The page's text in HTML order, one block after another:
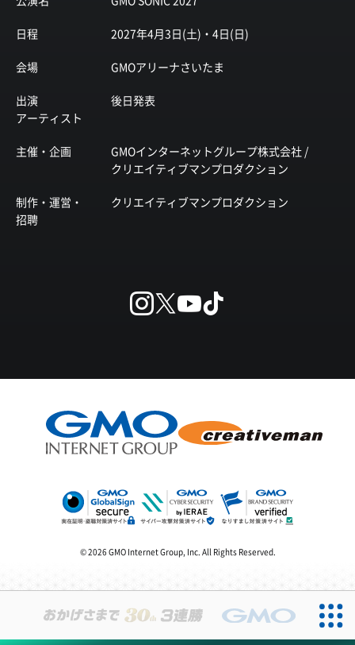
日程 2027年4月3日(土)・4日(日)
会場 GMOアリーナさいたま
出演
アーティスト
後日発表
主催・企画
GMOインターネットグループ株式会社 /
クリエイティブマンプロダクション
制作・運営・
招聘
クリエイティブマンプロダクション
© 2026 GMO Internet Group, Inc. All Rights Reserved.